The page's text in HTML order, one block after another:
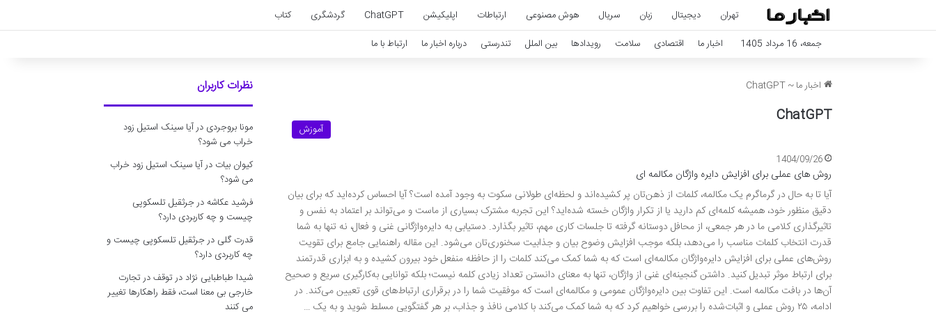
تهران دیجیتال زبان سریال هوش مصنوعی ارتباطات اپلیکیشن ChatGPT گردشگری
کتاب
جمعه، 16 مرداد 1405
اخبار ما اقتصادی سلامت رویدادها بین الملل تندرستی درباره اخبار ما ارتباط با ما
اخبار ما ~
ChatGPT
ChatGPT
آموزش
1404/09/26
روش های عملی برای افزایش دایره واژگان مکالمه ای
آیا تا به حال در گرماگرم یک مکالمه، کلمات از ذهن‌تان پر کشیده‌اند و لحظه‌ای طولانی سکوت به وجود آمده است؟ آیا احساس کرده‌اید که برای بیان
دقیق منظور خود، همیشه کلمه‌ای کم دارید یا از تکرار واژگان خسته شده‌اید؟ این تجربه مشترک بسیاری از ماست و می‌تواند بر اعتماد به نفس و
تاثیرگذاری کلامی ما در هر جمعی، از محافل دوستانه گرفته تا جلسات کاری مهم، تاثیر بگذارد. دستیابی به دایره‌واژگانی غنی و فعال، نه تنها به شما
قدرت انتخاب کلمات مناسب را می‌دهد، بلکه موجب افزایش وضوح بیان و جذابیت سخنوری‌تان می‌شود. این مقاله راهنمایی جامع برای تقویت
روش‌های عملی برای افزایش دایره‌واژگان مکالمه‌ای است که به شما کمک می‌کند کلمات را از حافظه منفعل خود بیرون کشیده و به ابزاری قدرتمند
برای ارتباط موثر تبدیل کنید. داشتن گنجینه‌ای غنی از واژگان، تنها به معنای دانستن تعداد زیادی کلمه نیست؛ بلکه توانایی به‌کارگیری سریع و صحیح
آن‌ها در بافت مکالمه است. این تفاوت بین دایره‌واژگان عمومی و مکالمه‌ای است که موفقیت شما را در برقراری ارتباط‌های قوی تعیین می‌کند. در
ادامه، ۲۵ روش عملی و اثبات‌شده را بررسی خواهیم کرد که به شما کمک می‌کند با کلامی نافذ و جذاب، بر هر گفتگویی مسلط شوید و به یک …
نظرات کاربران
مونا بروجردی درآیا سینک استیل زود
خراب می شود؟
کیوان بیات درآیا سینک استیل زود خراب
می شود؟
فرشید عکاشه درجرثقیل تلسکوپی
چیست و چه کاربردی دارد؟
قدرت گلی درجرثقیل تلسکوپی چیست و
چه کاربردی دارد؟
شیدا طباطبایی نژاد درتوقف در تجارت
خارجی بی معنا است، فقط راهکارها تغییر
می کنند